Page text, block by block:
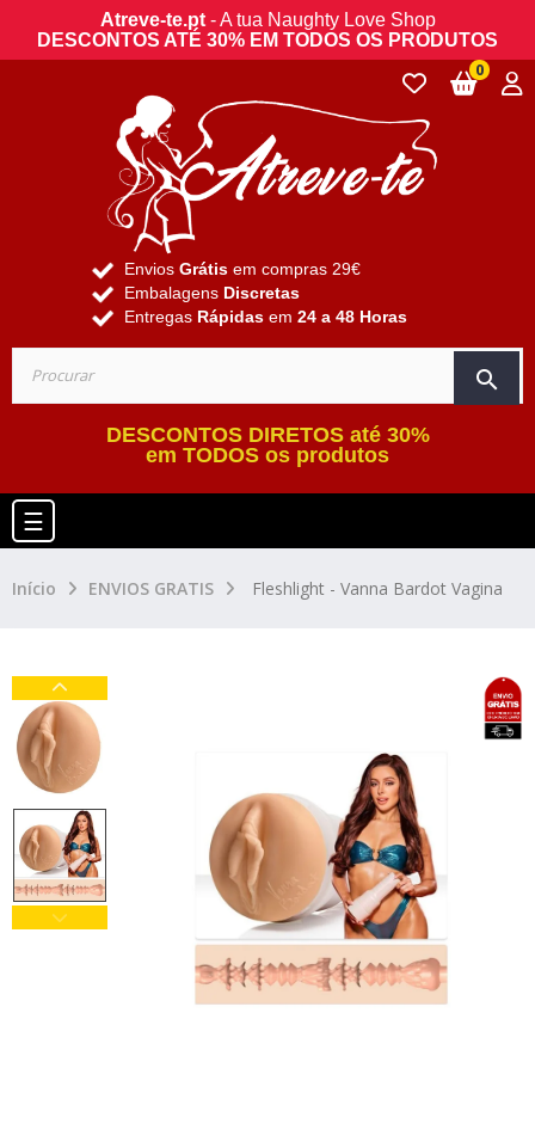
Atreve-te.pt- A tua Naughty Love Shop
DESCONTOS ATÉ 30% EM TODOS OS PRODUTOS
Envios Grátis em compras 29€
Embalagens Discretas
Entregas Rápidas em 24 a 48 Horas
search
0
DESCONTOS DIRETOS até 30%
em TODOS os produtos
Toggle navigation
☰
Início ENVIOS GRATIS Fleshlight - Vanna Bardot Vagina